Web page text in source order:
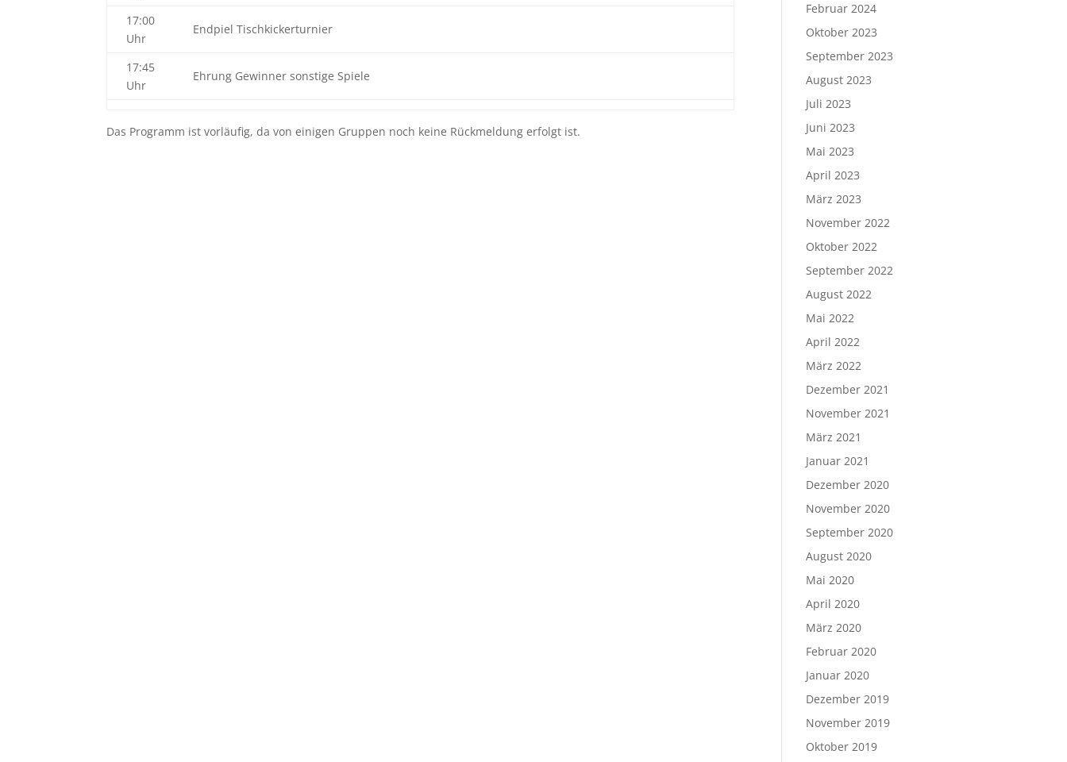
17:00
Uhr
Endpiel Tischkickerturnier
17:45
Uhr
Ehrung Gewinner sonstige Spiele
Das Programm ist vorläufig, da von einigen Gruppen noch keine Rückmeldung erfolgt ist.
Februar 2024
Oktober 2023
September 2023
August 2023
Juli 2023
Juni 2023
Mai 2023
April 2023
März 2023
November 2022
Oktober 2022
September 2022
August 2022
Mai 2022
April 2022
März 2022
Dezember 2021
November 2021
März 2021
Januar 2021
Dezember 2020
November 2020
September 2020
August 2020
Mai 2020
April 2020
März 2020
Februar 2020
Januar 2020
Dezember 2019
November 2019
Oktober 2019